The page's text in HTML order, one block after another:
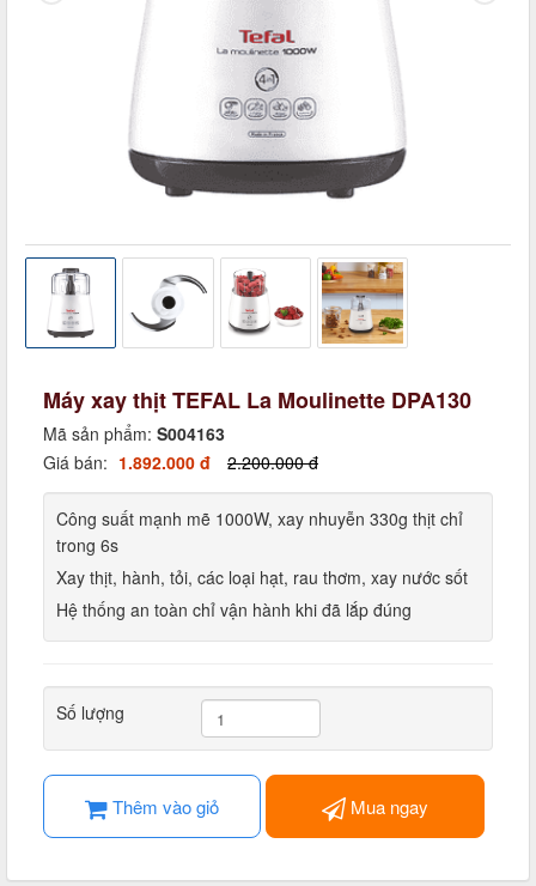
Máy xay thịt TEFAL La Moulinette DPA130
Mã sản phẩm: S004163
Giá bán: 1.892.000 đ 2.200.000 đ
Công suất mạnh mẽ 1000W, xay nhuyễn 330g thịt chỉ
trong 6s
Xay thịt, hành, tỏi, các loại hạt, rau thơm, xay nước sốt
Hệ thống an toàn chỉ vận hành khi đã lắp đúng
Số lượng
Thêm vào giỏ Mua ngay